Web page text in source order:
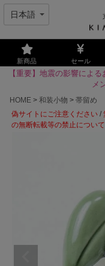
新商品 セール
【重要】地震の影響によ
メ
HOME
和装小物
帯留め
偽サイトにご注意ください /
の無断転載等の禁止について